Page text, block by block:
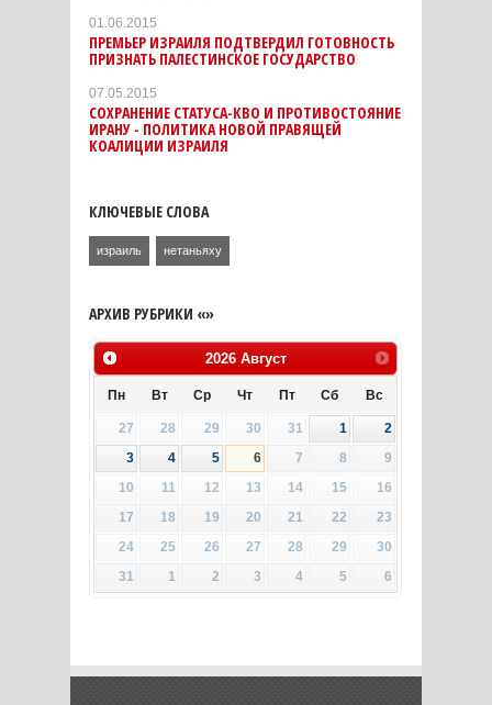
01.06.2015
ПРЕМЬЕР ИЗРАИЛЯ ПОДТВЕРДИЛ ГОТОВНОСТЬ
ПРИЗНАТЬ ПАЛЕСТИНСКОЕ ГОСУДАРСТВО
07.05.2015
СОХРАНЕНИЕ СТАТУСА-КВО И ПРОТИВОСТОЯНИЕ
ИРАНУ - ПОЛИТИКА НОВОЙ ПРАВЯЩЕЙ
КОАЛИЦИИ ИЗРАИЛЯ
КЛЮЧЕВЫЕ СЛОВА
израиль нетаньяху
АРХИВ РУБРИКИ «»
2026 Август
Пн Вт Ср Чт Пт Сб Вс
27 28 29 30 31 1
2
3
4 5 6 7 8
9
10
11 12 13 14 15
16
17
18 19 20 21 22
23
24
25 26 27 28 29
30
31
1 2 3 4 5 6